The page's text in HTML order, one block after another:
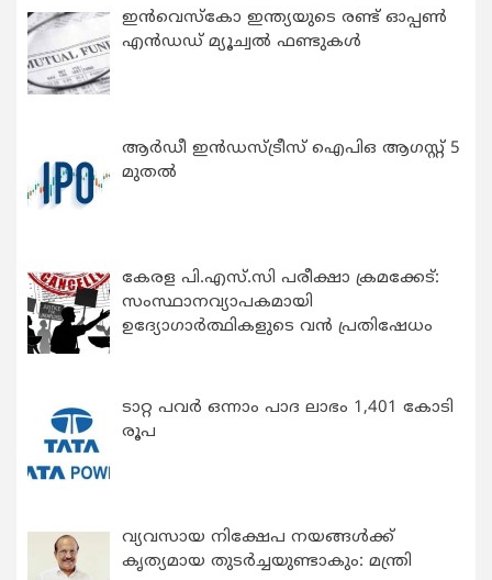
ഇന്‍വെസ്കോ ഇന്ത്യയുടെ രണ്ട് ഓപ്പണ്‍
എന്‍ഡഡ് മ്യൂച്വല്‍ ഫണ്ടുകള്‍
ആർഡീ ഇൻഡസ്ട്രീസ് ഐപിഒ ആഗസ്റ്റ് 5
മുതൽ
കേരള പി.എസ്.സി പരീക്ഷാ ക്രമക്കേട്:
സംസ്ഥാനവ്യാപകമായി
ഉദ്യോഗാര്‍ത്ഥികളുടെ വന്‍ പ്രതിഷേധം
ടാറ്റ പവർ ഒന്നാം പാദ ലാഭം 1,401 കോടി
രൂപ
വ്യവസായ നിക്ഷേപ നയങ്ങള്‍ക്ക്
കൃത്യമായ തുടര്‍ച്ചയുണ്ടാകും: മന്ത്രി